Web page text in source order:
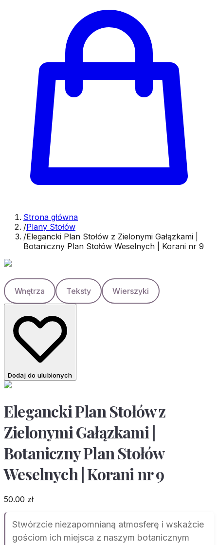
Strona główna
/Plany Stołów
/Elegancki Plan Stołów z Zielonymi Gałązkami |
Botaniczny Plan Stołów Weselnych | Korani nr 9
Wnętrza Teksty Wierszyki
Dodaj do ulubionych
Elegancki Plan Stołów z
Zielonymi Gałązkami |
Botaniczny Plan Stołów
Weselnych | Korani nr 9
50.00 zł
Stwórzcie niezapomnianą atmosferę i wskażcie
gościom ich miejsca z naszym botanicznym